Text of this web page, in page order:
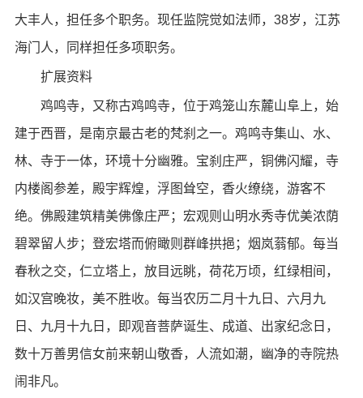
大丰人，担任多个职务。现任监院觉如法师，38岁，江苏
海门人，同样担任多项职务。
扩展资料
鸡鸣寺，又称古鸡鸣寺，位于鸡笼山东麓山阜上，始
建于西晋，是南京最古老的梵刹之一。鸡鸣寺集山、水、
林、寺于一体，环境十分幽雅。宝刹庄严，铜佛闪耀，寺
内楼阁参差，殿宇辉煌，浮图耸空，香火缭绕，游客不
绝。佛殿建筑精美佛像庄严；宏观则山明水秀寺优美浓荫
碧翠留人步；登宏塔而俯瞰则群峰拱挹；烟岚蓊郁。每当
春秋之交，仁立塔上，放目远眺，荷花万顷，红绿相间，
如汉宫晚妆，美不胜收。每当农历二月十九日、六月九
日、九月十九日，即观音菩萨诞生、成道、出家纪念日，
数十万善男信女前来朝山敬香，人流如潮，幽净的寺院热
闹非凡。